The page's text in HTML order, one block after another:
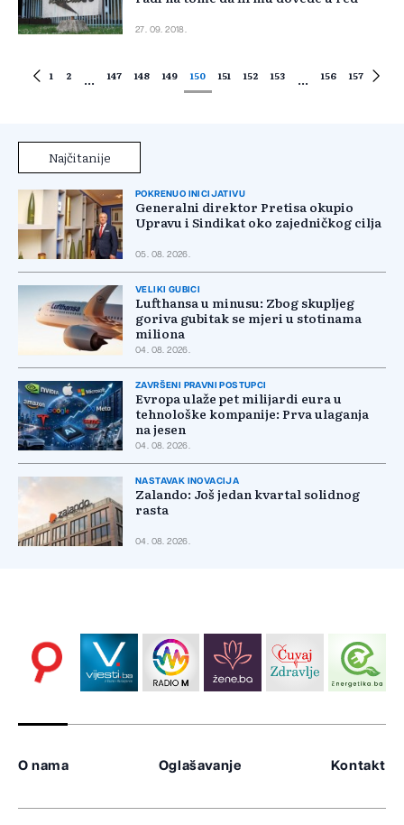
27. 09. 2018.
1 2 ... 147 148 149 150 151 152 153 ... 156 157
Najčitanije
POKRENUO INICIJATIVU
Generalni direktor Pretisa okupio
Upravu i Sindikat oko zajedničkog cilja
05. 08. 2026.
VELIKI GUBICI
Lufthansa u minusu: Zbog skupljeg
goriva gubitak se mjeri u stotinama
miliona
04. 08. 2026.
ZAVRŠENI PRAVNI POSTUPCI
Evropa ulaže pet milijardi eura u
tehnološke kompanije: Prva ulaganja
na jesen
04. 08. 2026.
NASTAVAK INOVACIJA
Zalando: Još jedan kvartal solidnog
rasta
04. 08. 2026.
O nama Oglašavanje Kontakt